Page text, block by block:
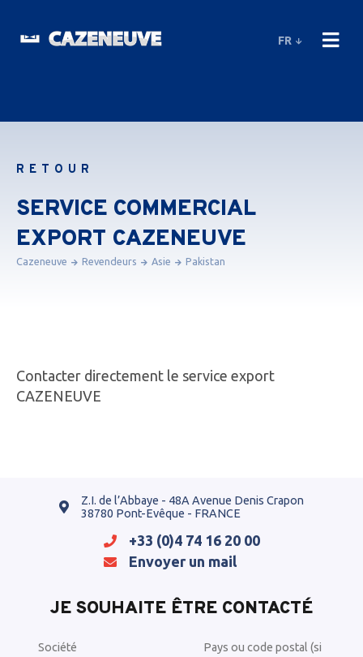
FR
SERVICE COMMERCIAL
EXPORT CAZENEUVE
Cazeneuve Revendeurs Asie Pakistan
RETOUR
Contacter directement le service export
CAZENEUVE
Z.I. de l’Abbaye - 48A Avenue Denis Crapon
38780 Pont-Evêque - FRANCE
+33 (0)4 74 16 20 00
Envoyer un mail
JE SOUHAITE ÊTRE CONTACTÉ